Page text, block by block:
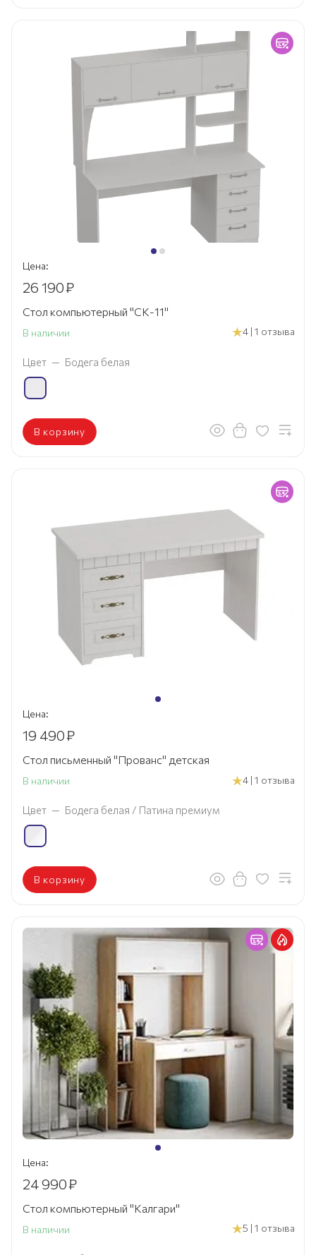
Цена:
26 190₽
Стол компьютерный "СК-11"
В наличии 4 | 1 отзыва
Цвет — Бодега белая
В корзину
Цена:
19 490₽
Стол письменный "Прованс" детская
В наличии 4 | 1 отзыва
Цвет — Бодега белая / Патина премиум
В корзину
Цена:
24 990₽
Стол компьютерный "Калгари"
В наличии 5 | 1 отзыва